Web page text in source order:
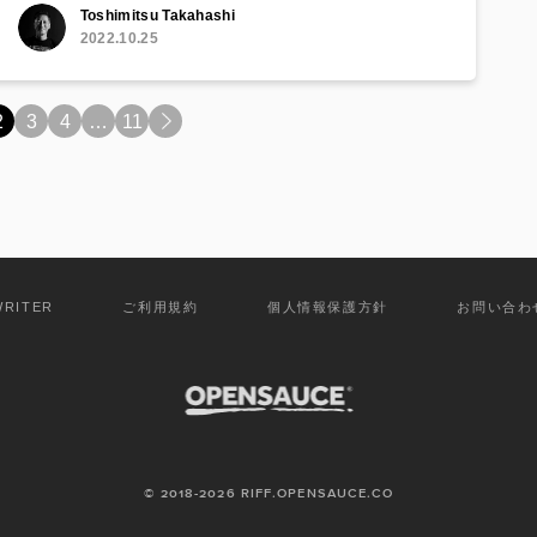
Toshimitsu Takahashi
2022.10.25
3 4 … 11 >
ご利用規約 個人情報保護方針 お問い合わ
© 2018-2026 RIFF.OPENSAUCE.CO